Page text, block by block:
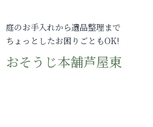
庭のお手入れから遺品整理まで
ちょっとしたお困りごともOK!
おそうじ本舗芦屋東